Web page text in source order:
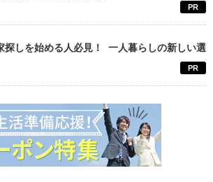
PR
探しを始める人必見！ 一人暮らしの新しい選
PR